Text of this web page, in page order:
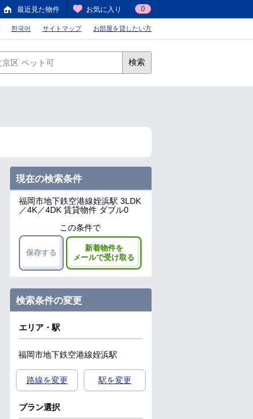
最近見た物件 お気に入り 0
한국어 サイトマップ お部屋を貸したい方
検索
現在の検索条件
福岡市地下鉄空港線姪浜駅 3LDK
／4K／4DK 賃貸物件 ダブル0
この条件で
保存する
新着物件を
メールで受け取る
検索条件の変更
エリア・駅
福岡市地下鉄空港線姪浜駅
路線を変更 駅を変更
プラン選択